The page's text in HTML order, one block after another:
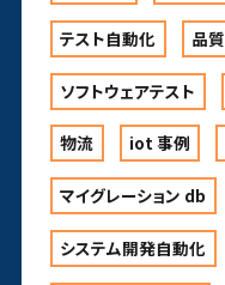
テスト自動化 品質
ソフトウェアテスト
物流 iot 事例
マイグレーション db
システム開発自動化